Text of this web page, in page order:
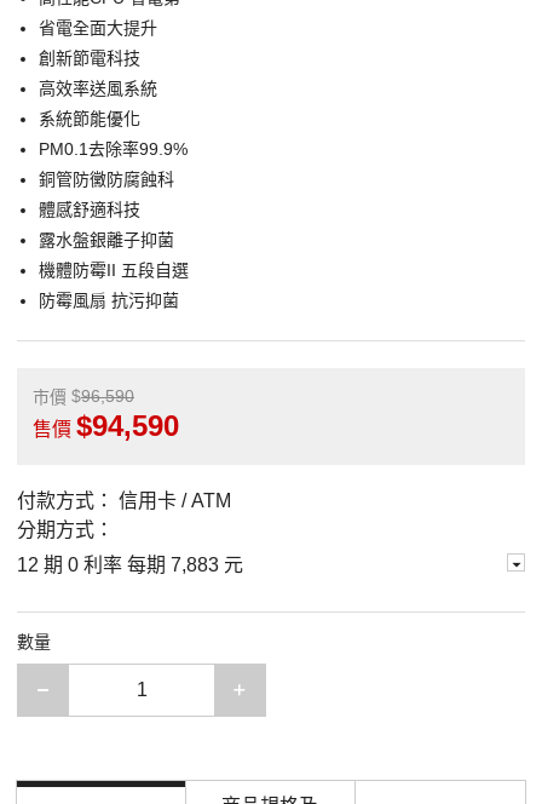
省電全面大提升
創新節電科技
高效率送風系統
系統節能優化
PM0.1去除率99.9%
銅管防黴防腐蝕科
體感舒適科技
露水盤銀離子抑菌
機體防霉II 五段自選
防霉風扇 抗污抑菌
市價 96,590
售價 94,590
付款方式：
信用卡 / ATM
分期方式：
12 期 0 利率 每期 7,883 元
數量
減少一項